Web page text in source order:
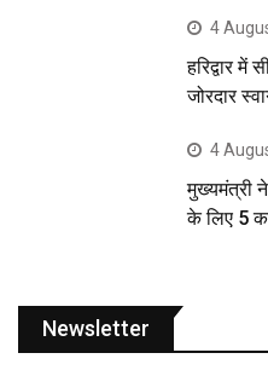
4
हरिद्वार में
जोरदार
4
मुख्यमंत्री ने
के लिए 5
Newsletter